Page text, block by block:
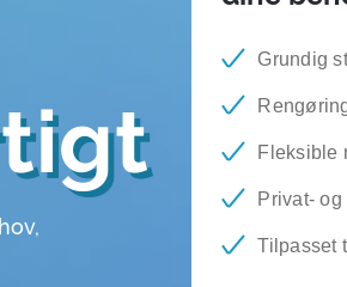
Grundig
Fleksible
Privat-
Tilpasset